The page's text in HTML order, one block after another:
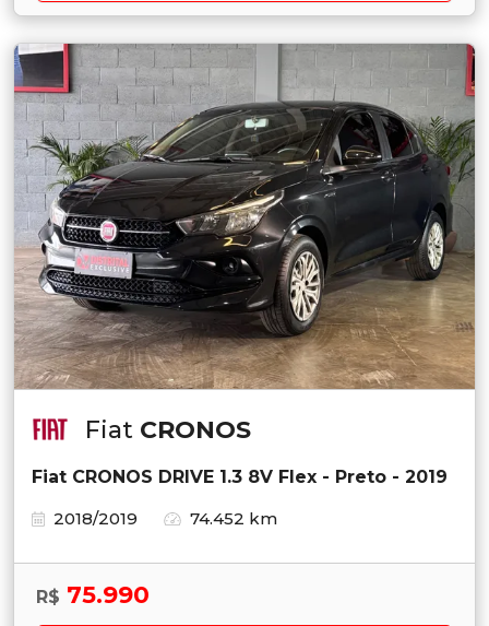
Fiat CRONOS
Fiat CRONOS DRIVE 1.3 8V Flex - Preto - 2019
2018/2019
74.452 km
R$ 75.990